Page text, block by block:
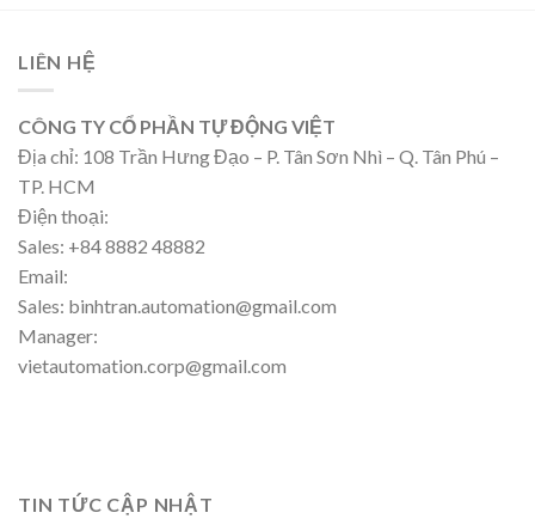
LIÊN HỆ
CÔNG TY CỔ PHẦN TỰ ĐỘNG VIỆT
Địa chỉ: 108 Trần Hưng Đạo – P. Tân Sơn Nhì – Q. Tân Phú –
TP. HCM
Điện thoại:
Sales: +84 8882 48882
Email:
Sales: binhtran.automation@gmail.com
Manager:
vietautomation.corp@gmail.com
TIN TỨC CẬP NHẬT